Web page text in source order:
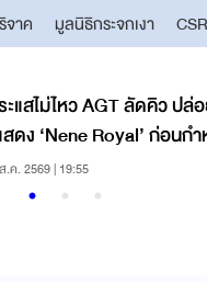
จาค มูลนิธิกระจกเงา CSR
แสไม่ไหว AGT ลัดคิว ปล่
ดง ‘Nene Royal’ ก่อนก
.ค. 2569 | 19:55